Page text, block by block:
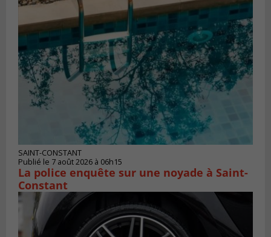
SAINT-CONSTANT
Publié le 7 août 2026 à 06h15
La police enquête sur une noyade à Saint-
Constant